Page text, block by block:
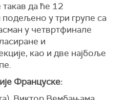
да ће 12
подељено у три групе са
у четвртфинале
и
као и две најбоље
Француске: